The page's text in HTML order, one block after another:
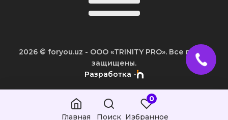
2026 © foryou.uz - ООО «TRINITY PRO». Все права
защищены.
Разработка -
Главная Поиск
0
Избранное